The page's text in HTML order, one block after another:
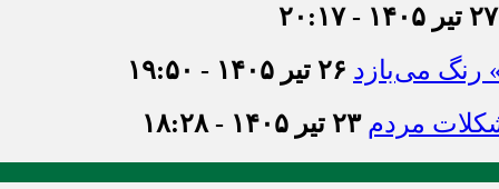
۲۷ تیر ۱۴۰۵ - ۲۰:۱۷
رنگ می‌بازد ۲۶ تیر ۱۴۰۵ - ۱۹:۵۰
مردم ۲۳ تیر ۱۴۰۵ - ۱۸:۲۸